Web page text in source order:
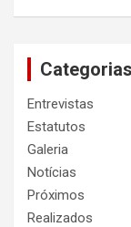
Categorias
Entrevistas
Estatutos
Galeria
Notícias
Próximos
Realizados